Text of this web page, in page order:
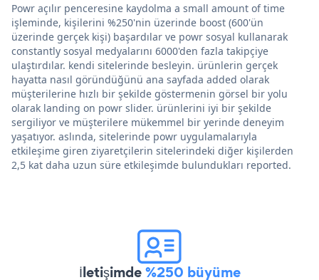
Powr açılır penceresine kaydolma a small amount of time
işleminde, kişilerini %250'nin üzerinde boost (600'ün
üzerinde gerçek kişi) başardılar ve powr sosyal kullanarak
constantly sosyal medyalarını 6000'den fazla takipçiye
ulaştırdılar. kendi sitelerinde besleyin. ürünlerin gerçek
hayatta nasıl göründüğünü ana sayfada added olarak
müşterilerine hızlı bir şekilde göstermenin görsel bir yolu
olarak landing on powr slider. ürünlerini iyi bir şekilde
sergiliyor ve müşterilere mükemmel bir yerinde deneyim
yaşatıyor. aslında, sitelerinde powr uygulamalarıyla
etkileşime giren ziyaretçilerin sitelerindeki diğer kişilerden
2,5 kat daha uzun süre etkileşimde bulundukları reported.
İletişimde%250 büyüme